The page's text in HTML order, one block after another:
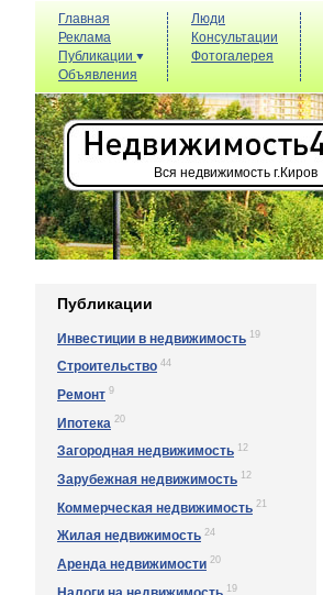
Главная
Реклама
Публикации
Объявления
Люди
Консультации
Фотогалерея
Вся недвижимость г.Киров
Публикации
Инвестиции в недвижимость 19
Строительство 44
Ремонт 9
Ипотека 20
Загородная недвижимость 12
Зарубежная недвижимость 12
Коммерческая недвижимость 21
Жилая недвижимость 24
Аренда недвижимости 20
19